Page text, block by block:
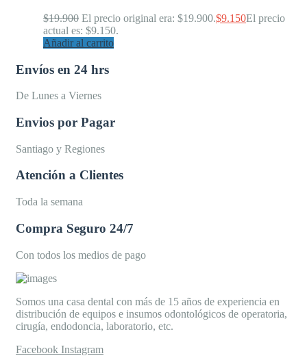
$19.900 El precio original era: $19.900.$9.150El precio
actual es: $9.150.
Añadir al carrito
Envíos en 24 hrs
De Lunes a Viernes
Envios por Pagar
Santiago y Regiones
Atención a Clientes
Toda la semana
Compra Seguro 24/7
Con todos los medios de pago
Somos una casa dental con más de 15 años de experiencia en
distribución de equipos e insumos odontológicos de operatoria,
cirugía, endodoncia, laboratorio, etc.
Facebook Instagram